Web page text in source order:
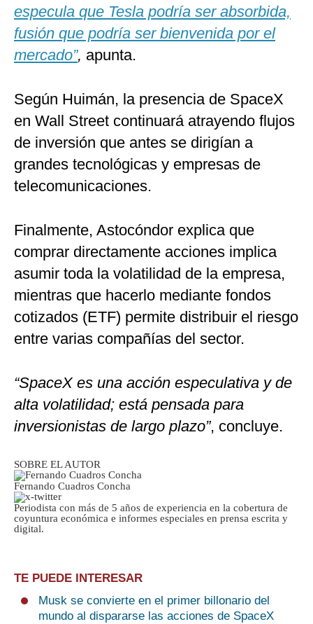
especula que Tesla podría ser absorbida,
fusión que podría ser bienvenida por el
mercado”, apunta.
Según Huimán, la presencia de SpaceX
en Wall Street continuará atrayendo flujos
de inversión que antes se dirigían a
grandes tecnológicas y empresas de
telecomunicaciones.
Finalmente, Astocóndor explica que
comprar directamente acciones implica
asumir toda la volatilidad de la empresa,
mientras que hacerlo mediante fondos
cotizados (ETF) permite distribuir el riesgo
entre varias compañías del sector.
“SpaceX es una acción especulativa y de
alta volatilidad; está pensada para
inversionistas de largo plazo”, concluye.
SOBRE EL AUTOR
Fernando Cuadros Concha
Periodista con más de 5 años de experiencia en la cobertura de
coyuntura económica e informes especiales en prensa escrita y
digital.
TE PUEDE INTERESAR
Musk se convierte en el primer billonario del
mundo al dispararse las acciones de SpaceX